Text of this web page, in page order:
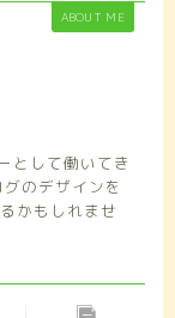
ABOUT ME
として働いてき
のデザインを
かもしれませ